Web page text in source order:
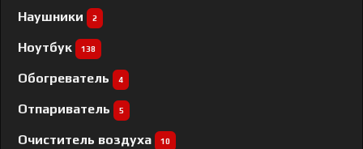
Наушники 2
Ноутбук 138
Обогреватель 4
Отпариватель 5
Очиститель воздуха 10